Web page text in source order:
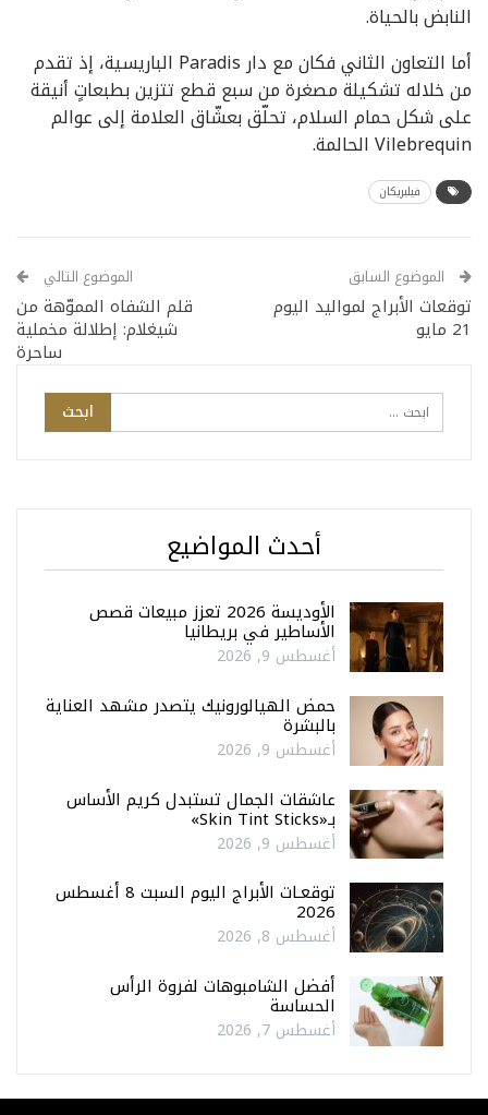
النابض بالحياة.
أما التعاون الثاني فكان مع دار Paradis الباريسية، إذ تقدم
من خلاله تشكيلة مصغرة من سبع قطع تتزين بطبعاتٍ أنيقة
على شكل حمام السلام، تحلّق بعشّاق العلامة إلى عوالم
Vilebrequin الحالمة.
فيلبريكان
الموضوع السابق
توقعات الأبراج لمواليد اليوم
21 مايو
الموضوع التالي
قلم الشفاه المموّهة من
شيغلام: إطلالة مخملية
ساحرة
أحدث المواضيع
الأوديسة 2026 تعزز مبيعات قصص
الأساطير في بريطانيا
أغسطس 9, 2026
حمض الهيالورونيك يتصدر مشهد العناية
بالبشرة
أغسطس 9, 2026
عاشقات الجمال تستبدل كريم الأساس
بـ«Skin Tint Sticks»
أغسطس 9, 2026
توقعـات الأبراج اليوم السبت 8 أغسطس
2026
أغسطس 8, 2026
أفضل الشامبوهات لفروة الرأس
الحساسة
أغسطس 7, 2026